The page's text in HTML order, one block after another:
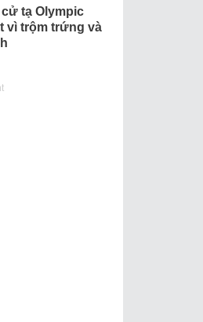
tạ Olympic
vì trộm trứng và